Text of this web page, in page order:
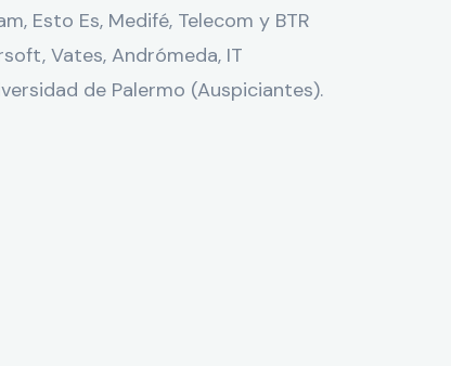
Esto Es, Medifé, Telecom y BTR
Vates, Andrómeda, IT
de Palermo (Auspiciantes).